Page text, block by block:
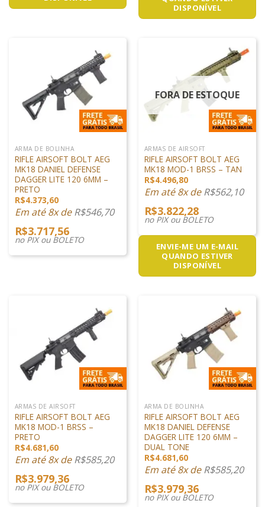
DISPONÍVEL
ARMA DE BOLINHA
RIFLE AIRSOFT BOLT AEG
MK18 DANIEL DEFENSE
DAGGER LITE 120 6MM –
PRETO
R$4.373,60
Em até 8x deR$546,70
R$3.717,56
no PIX ou BOLETO
FORA DE ESTOQUE
ARMAS DE AIRSOFT
RIFLE AIRSOFT BOLT AEG
MK18 MOD-1 BRSS – TAN
R$4.496,80
Em até 8x deR$562,10
R$3.822,28
no PIX ou BOLETO
ENVIE-ME UM E-MAIL
QUANDO ESTIVER
DISPONÍVEL
ARMAS DE AIRSOFT
RIFLE AIRSOFT BOLT AEG
MK18 MOD-1 BRSS –
PRETO
R$4.681,60
Em até 8x deR$585,20
R$3.979,36
no PIX ou BOLETO
ARMA DE BOLINHA
RIFLE AIRSOFT BOLT AEG
MK18 DANIEL DEFENSE
DAGGER LITE 120 6MM –
DUAL TONE
R$4.681,60
Em até 8x deR$585,20
R$3.979,36
no PIX ou BOLETO